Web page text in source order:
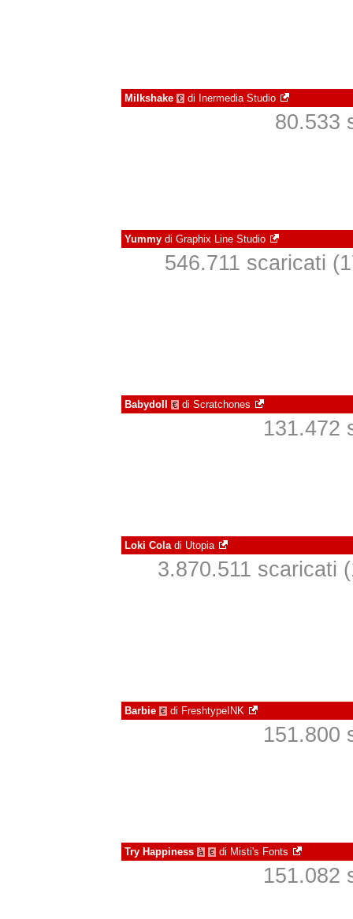
Milkshake € di Inermedia Studio
80.533
Yummy di Graphix Line Studio
546.711 scaricati
Babydoll € di Scratchones
131.472
Loki Coladi Utopia
3.870.511 scaricati
Barbie € di FreshtypeINK
151.800
Try Happiness à € di Misti's Fonts
151.082